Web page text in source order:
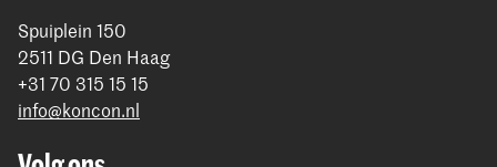
Spuiplein 150
2511 DG Den Haag
+31 70 315 15 15
info@koncon.nl